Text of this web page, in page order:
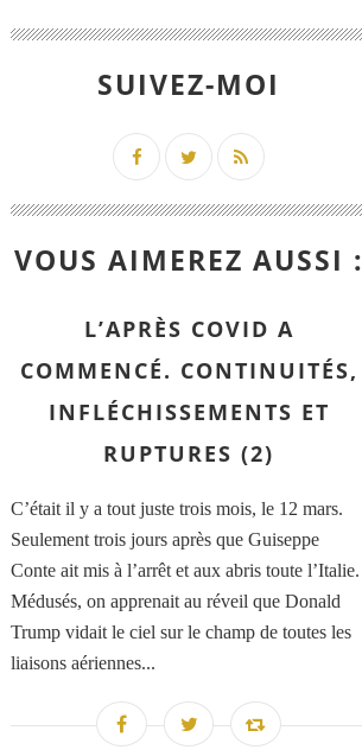
SUIVEZ-MOI
VOUS AIMEREZ AUSSI :
L’APRÈS COVID A
COMMENCÉ. CONTINUITÉS,
INFLÉCHISSEMENTS ET
RUPTURES (2)
C’était il y a tout juste trois mois, le 12 mars.
Seulement trois jours après que Guiseppe
Conte ait mis à l’arrêt et aux abris toute l’Italie.
Médusés, on apprenait au réveil que Donald
Trump vidait le ciel sur le champ de toutes les
liaisons aériennes...